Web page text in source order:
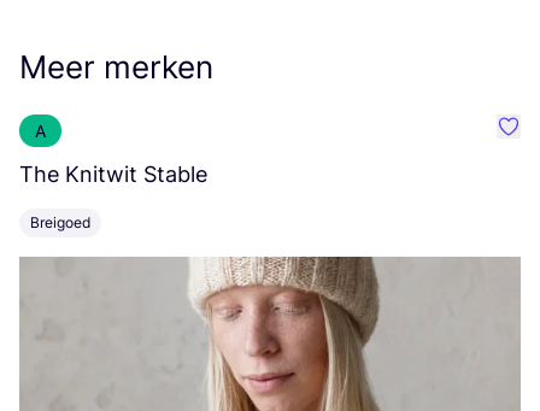
Meer merken
A
The Knitwit Stable
Breigoed